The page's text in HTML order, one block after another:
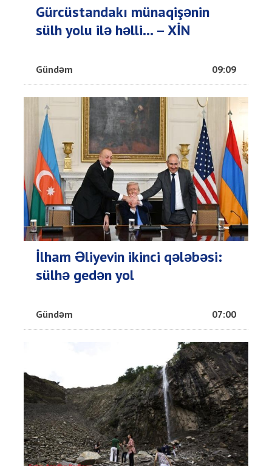
Gürcüstandakı münaqişənin
sülh yolu ilə həlli... – XİN
Gündəm 09:09
İlham Əliyevin ikinci qələbəsi:
sülhə gedən yol
Gündəm 07:00